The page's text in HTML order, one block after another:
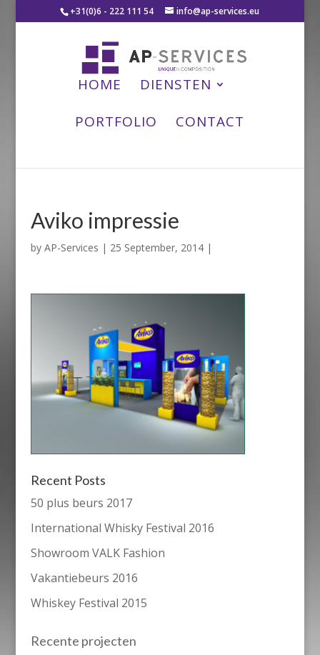
+31(0)6 - 222 111 54 info@ap-services.eu
HOME
DIENSTEN
PORTFOLIO
CONTACT
Aviko impressie
by AP-Services | 25 September, 2014|
Recent Posts
50 plus beurs 2017
International Whisky Festival 2016
Showroom VALK Fashion
Vakantiebeurs 2016
Whiskey Festival 2015
Recente projecten